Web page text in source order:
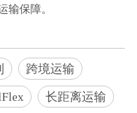
保障。
跨境运输
长距离运输